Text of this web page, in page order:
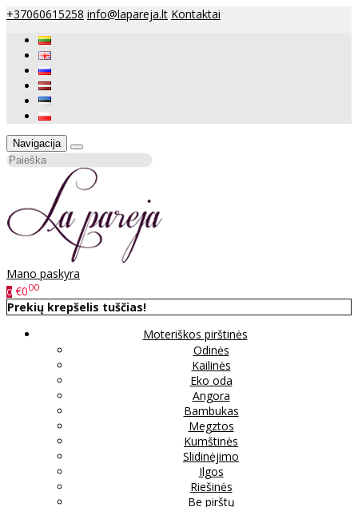
+37060615258 info@lapareja.lt Kontaktai
Navigacija
Mano paskyra
0 €000
Prekių krepšelis tuščias!
Moteriškos pirštinės
Odinės
Kailinės
Eko oda
Angora
Bambukas
Megztos
Kumštinės
Slidinėjimo
Ilgos
Riešinės
Be pirštų